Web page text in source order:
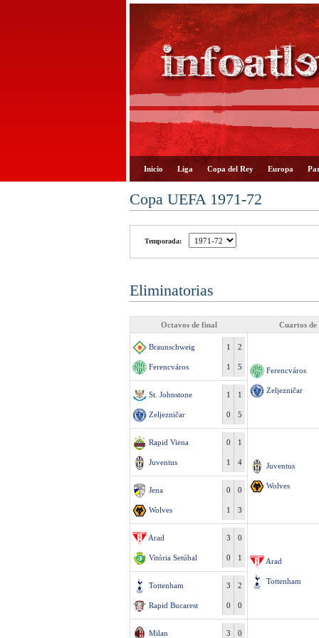
Inicio Liga Copa del Rey Europa
Copa UEFA 1971-72
Temporada:
Eliminatorias
Octavos de final Cuartos
Braunschweig 2
1
Ferencváros 5
1 Ferencváros
Zeljezničar
St. Johnstone 1
1
Zeljezničar 5
0
Rapid Viena 1
0
Juventus 4
1 Juventus
Wolves
Jena 0
0
Wolves 3
1
Arad 0
3
Vitória Setúbal 1
0 Arad
Tottenham
Tottenham 2
3
Rapid Bucarest 0
0
Milan 0
3